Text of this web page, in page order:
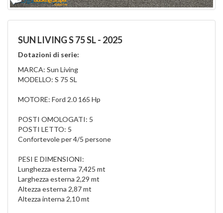
SUN LIVING S 75 SL - 2025
Dotazioni di serie:
MARCA: Sun Living
MODELLO: S 75 SL
MOTORE: Ford 2.0 165 Hp
POSTI OMOLOGATI: 5
POSTI LETTO: 5
Confortevole per 4/5 persone
PESI E DIMENSIONI:
Lunghezza esterna 7,425 mt
Larghezza esterna 2,29 mt
Altezza esterna 2,87 mt
Altezza interna 2,10 mt